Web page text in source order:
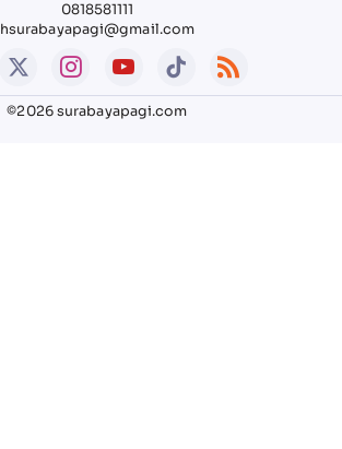
0818581111
hsurabayapagi@gmail.com
©2026 surabayapagi.com